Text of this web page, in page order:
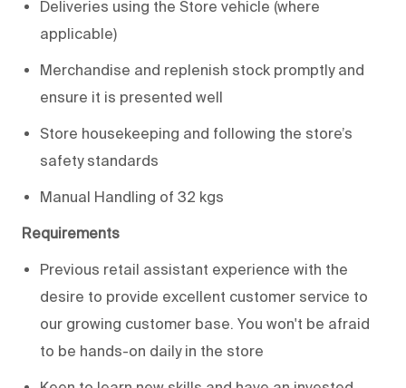
Deliveries using the Store vehicle (where
applicable)
Merchandise and replenish stock promptly and
ensure it is presented well
Store housekeeping and following the store’s
safety standards
Manual Handling of 32 kgs
Requirements
Previous retail assistant experience with the
desire to provide excellent customer service to
our growing customer base. You won't be afraid
to be hands-on daily in the store